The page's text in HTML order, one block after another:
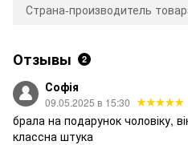
Страна-производитель
Отзывы 2
Софія
09.05.2025 в 15:30
брала на подарунок чоловіку,
классна штука